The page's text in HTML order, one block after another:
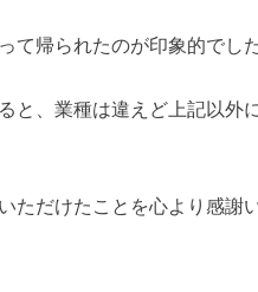
て帰られたのが印象的でした
と、業種は違えど上記以外
ただけたことを心より感謝